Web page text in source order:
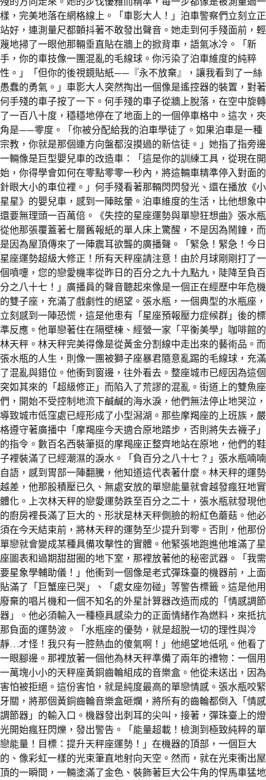
樣，完美地落在網格線上。「車影大人！」泊車警察們立刻立正
站好，連測量尺都顫抖著不敢發出聲音。她走到何手殘面前，輕
蔑地掃了一眼他那輛垂直貼在牆上的掀背車，語氣冰冷。「新
手，你的車技像一團混亂的毛線球。你污染了泊車維度的純粹
性。」「但你的後視鏡貼紙——『永不放棄』，讓我看到了一絲
愚蠢的勇氣。」車影大人突然掏出一個像是遙控器的裝置，對著
何手殘的車子按了一下。何手殘的車子從牆上脫落，在空中旋轉
了一百八十度，穩穩地停在了地面上的一個停車格中。這次，夾
角是——零度。「你被分配給我的泊車學徒了。如果泊車是一種
宗教，你就是那個連方向盤都沒摸過的新信徒。」她指了指旁邊
一輛像是巨型嬰兒車的改造車：「這是你的訓練工具，從現在開
始，你得學會如何在零點零零一秒內，將這輛車精準停入對面的
針眼大小的車位裡。」何手殘看著那輛閃閃發光、還在播放《小
星星》的嬰兒車，感到一陣眩暈。泊車維度的生活，比他想象中
還要無理頭一百萬倍。《失控的星座運勢與單戀狂想曲》張水瓶
從他那張覆蓋著七層舊報紙的單人床上驚醒，不是因為鬧鐘，而
是因為屋頂傳來了一陣震耳欲聾的廣播聲。「緊急！緊急！今日
星座運勢超級大修正！所有天秤座請注意！由於月球剛剛打了一
個噴嚏，您的戀愛機率從昨日的百分之九十九點九，陡降至負百
分之八十七！」廣播員的聲音聽起來像是一個正在經歷中年危機
的雙子座，充滿了戲劇性的絕望。張水瓶，一個典型的水瓶座，
立刻感到一陣恐慌，這是他患有「星座預報壓力症候群」後的標
準反應。他單戀著住在隔壁棟、經營一家「平衡美學」咖啡館的
林天秤。林天秤完美得像是從黃金分割線中走出來的藝術品。而
張水瓶的人生，則像一團被獅子座暴君隨意亂踢的毛線球，充滿
了混亂與錯位。他衝到窗邊，往外看去。整座城市已經因為這個
突如其來的「超級修正」而陷入了荒謬的混亂。街道上的雙魚座
們，開始不受控制地流下鹹鹹的海水淚，他們無法停止地哭泣，
導致城市低窪處已經形成了小型潟湖。那些摩羯座的上班族，嚴
格遵守著廣播中「摩羯座今天適合原地踏步，否則將失去襪子」
的指令。數百名西裝筆挺的摩羯座正整齊地站在原地，他們的鞋
子裡裝滿了已經潮濕的淚水。「負百分之八十七？」張水瓶喃喃
自語，感到胃部一陣翻騰，他知道這代表著什麼。林天秤的運勢
越差，他那股積壓已久、無處安放的單戀能量就會越發瘋狂地實
體化。上次林天秤的戀愛運勢跌至百分之二十，張水瓶就發現他
的廚房裡長滿了巨大的、形狀是林天秤側臉的粉紅色蘑菇。他必
須在今天結束前，將林天秤的運勢至少提升到零。否則，他那份
單戀就會變成某種具備攻擊性的實體。他緊張地跑進他堆滿了星
座圖表和過期甜甜圈的地下室，那裡放著他的秘密武器。「我需
要星象學輔助儀！」他衝到一個像是老式彈珠臺的機器前，上面
貼滿了「巨蟹座已哭」、「處女座勿碰」等警告標籤。這是他用
廢棄的唱片機和一個不知名的外星計算器改造而成的「情感調節
器」。他必須輸入一種極具感染力的正面情緒作為燃料，來抵抗
那負面的運勢波。「水瓶座的優勢，就是超脫一切的理性與冷
靜…才怪！我只有一腔熱血的傻氣啊！」他絕望地低吼。他看了
一眼腳邊。那裡放著一個他為林天秤準備了兩年的禮物：一個用
一萬塊小小的天秤座黃銅齒輪組成的音樂盒。他從未送出，因為
害怕被拒絕。這份害怕，就是純度最高的單戀情感。張水瓶咬緊
牙關，將那個黃銅齒輪音樂盒砸爛，將所有的齒輪都倒入「情感
調節器」的輸入口。機器發出刺耳的尖叫，接著，彈珠臺上的燈
光開始瘋狂閃爍，發出警告。「能量超載！檢測到極致純粹的單
戀能量！目標：提升天秤座運勢！」在機器的頂部，一個巨大
的、像彩虹一樣的光束筆直地射向天空。然而，就在光束衝出屋
頂的一瞬間，一輛塗滿了金色、裝飾著巨大公牛角的悍馬車猛地